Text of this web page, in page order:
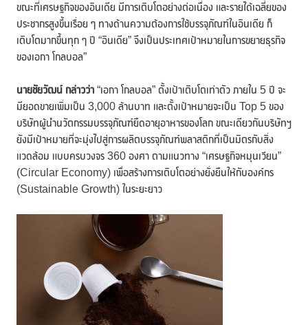
ขณะที่เศรษฐกิจของอินเดีย มีการเติบโตอย่างต่อเนื่อง และรายได้เฉลี่ยของ
ประชากรสูงขึ้นเรื่อย ๆ ทางด้านความต้องการใช้บรรจุภัณฑ์ในอินเดีย ก็
เติบโตมากขึ้นทุก ๆ ปี “อินเดีย” จึงเป็นประเทศเป้าหมายในการขยายธุรกิจ
ของเอกา โกลบอล”
นายชัยวัฒน์ กล่าวว่า “เอกา โกลบอล” ตั้งเป้าเติบโตเท่าตัว ภายใน 5 ปี จะ
มียอดขายเพิ่มเป็น 3,000 ล้านบาท และตั้งเป้าหมายจะเป็น Top 5 ของ
บริษัทผู้นำนวัตกรรมบรรจุภัณฑ์ยืดอายุอาหารของโลก ขณะเดียวกันบริษัทฯ
ยังมีเป้าหมายที่จะมุ่งไปสู่การผลิตบรรจุภัณฑ์พลาสติกที่เป็นมิตรกับสิ่ง
แวดล้อม แบบครบวงจร 360 องศา ตามแนวทาง “เศรษฐกิจหมุนเวียน”
(Circular Economy) เพื่อสร้างการเติบโตอย่างยั่งยืนให้กับองค์กร
(Sustainable Growth) ในระยะยาว